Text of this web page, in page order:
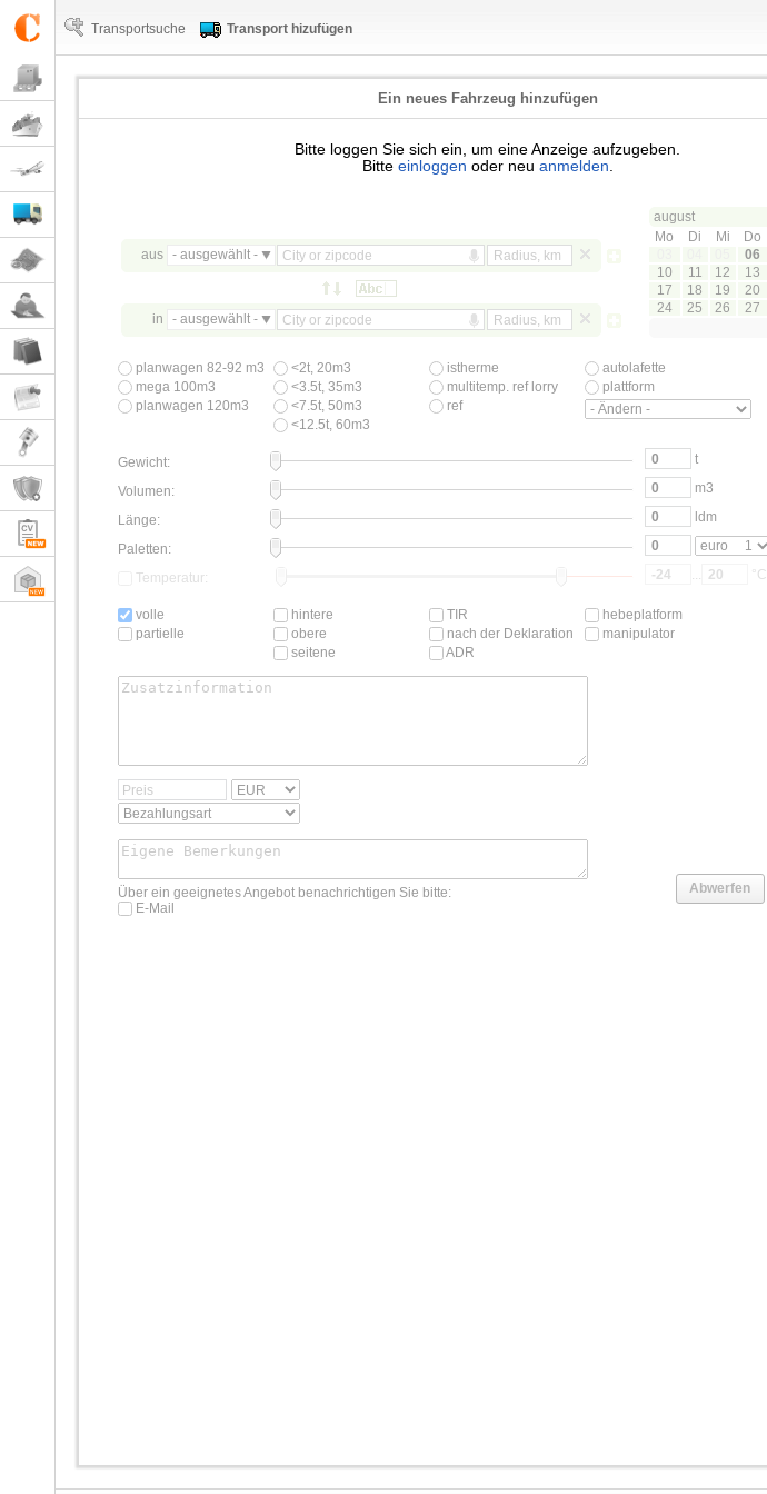
Transportsuche Transport hizufügen
Ein neues Fahrzeug hinzufügen
Bitte loggen Sie sich ein, um eine Anzeige aufzugeben.
Bitte einloggen oder neu anmelden
aus - ausgewählt -
in - ausgewählt -
august
Mo
Di Mi Do
06
10
11 12 13
17
18 19 20
24
25 26 27
planwagen 82-92 m3
mega 100m3
planwagen 120m3
<2t, 20m3
<3.5t, 35m3
<7.5t, 50m3
<12.5t, 60m3
istherme
multitemp. ref lorry
ref
autolafette
plattform
Gewicht: t
Volumen: m3
Länge: ldm
Paletten:
Temperatur:
°C
volle
partielle
hintere
obere
seitene
TIR
nach der Deklaration
ADR
hebeplatform
manipulator
Über ein geeignetes Angebot benachrichtigen Sie bitte:
E-Mail